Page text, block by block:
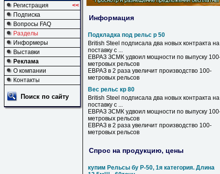
Регистрация
<<
Подписка
Вопросы FAQ
Разделы
Информеры
Выставки
Реклама
О компании
Контакты
Поиск по сайту
Информация
Подкладка под рельс р 50
British Steel подписала два новых контракта на
поставку с ...
ЕВРАЗ ЗСМК удвоил мощности по выпуску
метровых рельсов
ЕВРАЗ в 2 раза увеличит производство 100-
метровых рельсов
Вес рельс кр 80
British Steel подписала два новых контракта на
поставку с ...
ЕВРАЗ ЗСМК удвоил мощности по выпуску
метровых рельсов
ЕВРАЗ в 2 раза увеличит производство 100-
метровых рельсов
Спрос на продукцию, цены
купим Рельсы бу Р-50, 1я категория. Длина